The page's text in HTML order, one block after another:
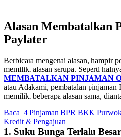
Alasan Membatalkan
Paylater
Berbicara mengenai alasan, hampir
memiliki alasan serupa. Seperti
MEMBATALKAN PINJAMAN
atau Adakami, pembatalan pinjaman
memiliki beberapa alasan sama,
Baca 4 Pinjaman BPR BKK
Kredit & Pengajuan
1. Suku Bunga Terlalu Besar